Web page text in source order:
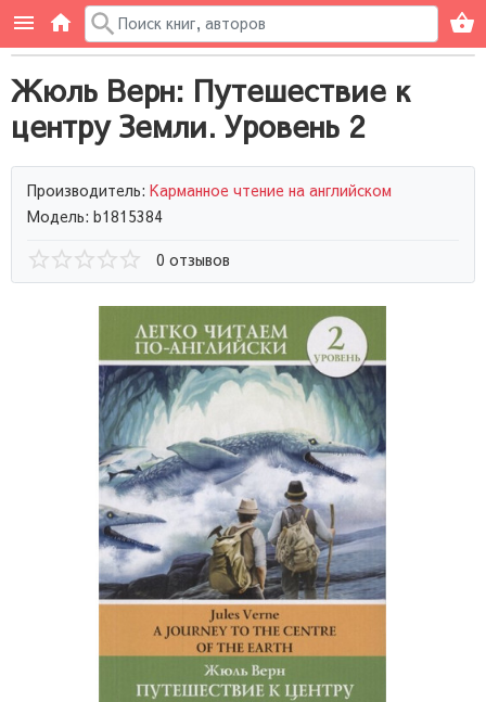
Жюль Верн: Путешествие к
центру Земли. Уровень 2
Производитель: Карманное чтение на английском
Модель: b1815384
0 отзывов